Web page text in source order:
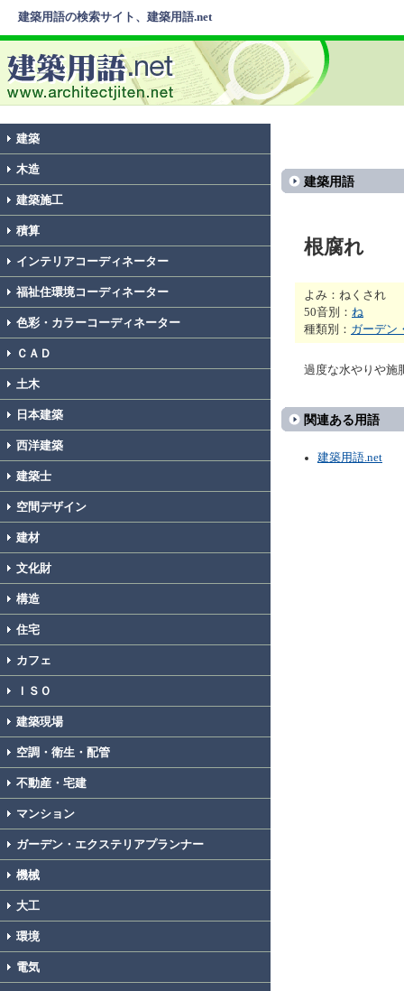
建築用語の検索サイト、建築用語.net
建築
木造
建築施工
積算
インテリアコーディネーター
福祉住環境コーディネーター
色彩・カラーコーディネーター
ＣＡＤ
土木
日本建築
西洋建築
建築士
空間デザイン
建材
文化財
構造
住宅
カフェ
ＩＳＯ
建築現場
空調・衛生・配管
不動産・宅建
マンション
ガーデン・エクステリアプランナー
機械
大工
環境
電気
建築用語
根腐れ
よみ：ねくされ
50音別： ね
種類別： ガーデン
過度な水やりや施
関連ある用語
建築用語.net